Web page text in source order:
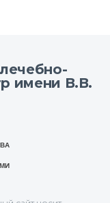
имени В.В.